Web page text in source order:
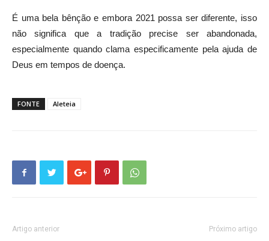
É uma bela bênção e embora 2021 possa ser diferente, isso
não significa que a tradição precise ser abandonada,
especialmente quando clama especificamente pela ajuda de
Deus em tempos de doença.
FONTE Aleteia
Artigo anterior Próximo artigo